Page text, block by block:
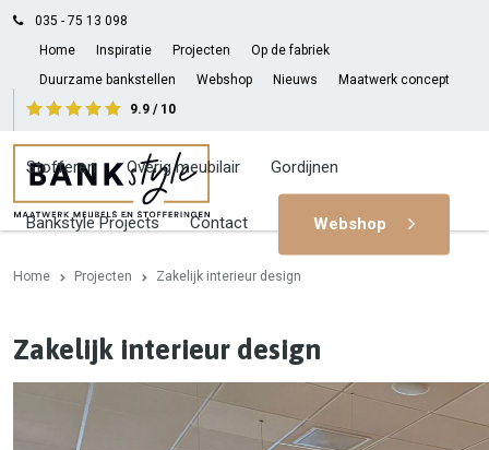
035 - 75 13 098
Home
Inspiratie Projecten
Op de fabriek
Duurzame bankstellen
Webshop Nieuws
Maatwerk concept
9.9 / 10
Banken op maat Stoelen
Stofferen Overig meubilair Gordijnen
Bankstyle Projects Contact Webshop
Home Projecten Zakelijk interieur design
Zakelijk interieur design